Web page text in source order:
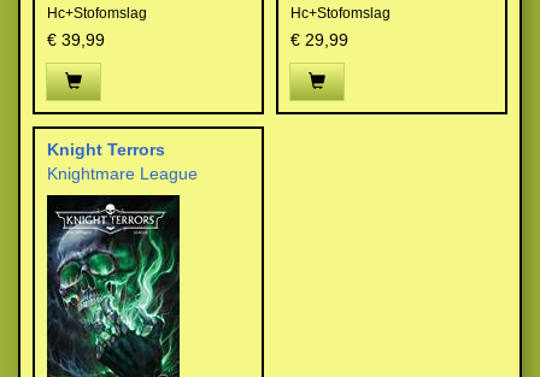
Hc+Stofomslag
€ 39,99
Hc+Stofomslag
€ 29,99
Knight Terrors
Knightmare League